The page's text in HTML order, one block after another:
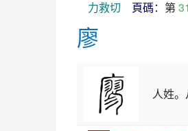
力救切 頁碼：第
廖
人姓。